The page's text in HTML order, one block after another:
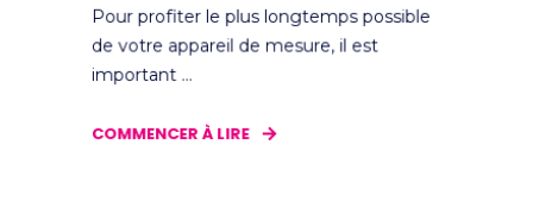
Pour profiter le plus longtemps possible
de votre appareil de mesure, il est
important ...
COMMENCER À LIRE